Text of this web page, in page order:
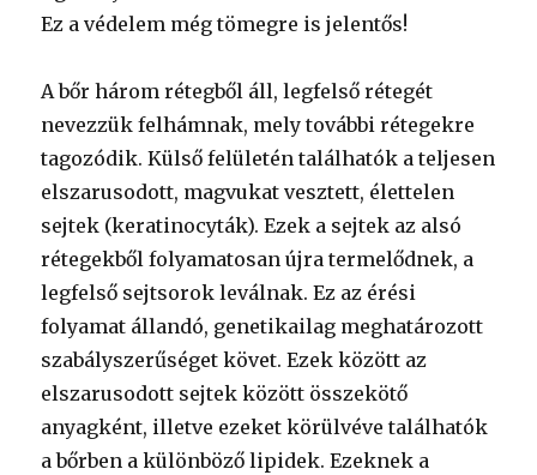
Ez a védelem még tömegre is jelentős!
A bőr három rétegből áll, legfelső rétegét
nevezzük felhámnak, mely további rétegekre
tagozódik. Külső felületén találhatók a teljesen
elszarusodott, magvukat vesztett, élettelen
sejtek (keratinocyták). Ezek a sejtek az alsó
rétegekből folyamatosan újra termelődnek, a
legfelső sejtsorok leválnak. Ez az érési
folyamat állandó, genetikailag meghatározott
szabályszerűséget követ. Ezek között az
elszarusodott sejtek között összekötő
anyagként, illetve ezeket körülvéve találhatók
a bőrben a különböző lipidek. Ezeknek a